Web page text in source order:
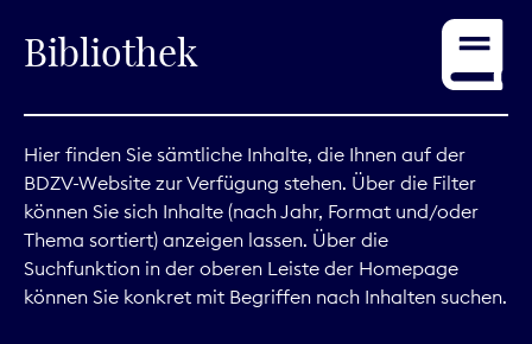
Service
Digitales
Kommunikation
Marktdaten
Bibliothek
Hier finden Sie sämtliche Inhalte, die Ihnen auf der
BDZV-Website zur Verfügung stehen. Über die Filter
können Sie sich Inhalte (nach Jahr, Format und/oder
Thema sortiert) anzeigen lassen. Über die
Suchfunktion in der oberen Leiste der Homepage
können Sie konkret mit Begriffen nach Inhalten suchen.